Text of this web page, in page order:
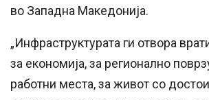
во Западна Македонија.
„Инфраструктурата ги отвора
за економија, за регионално
работни места, за живот со